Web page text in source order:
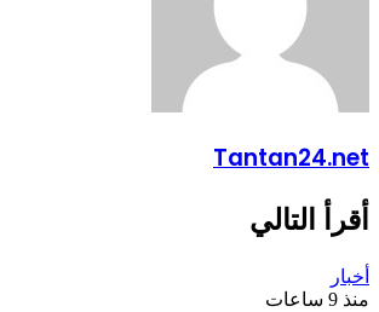
Tantan24.net
أقرأ التالي
أخبار
منذ 9 ساعات